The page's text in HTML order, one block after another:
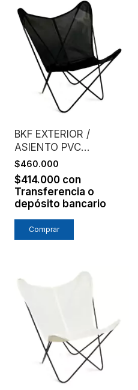
BKF EXTERIOR /
ASIENTO PVC
MICROPERFORADO /
NEGRO
$460.000
$414.000 con
Transferencia o
depósito bancario
Comprar